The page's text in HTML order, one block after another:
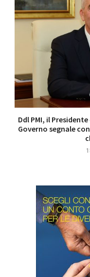
Ddl PMI, il
Governo segnale